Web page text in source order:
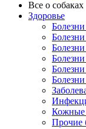
Все о собаках
Здоровье
Болезни
Кожные
Прочие